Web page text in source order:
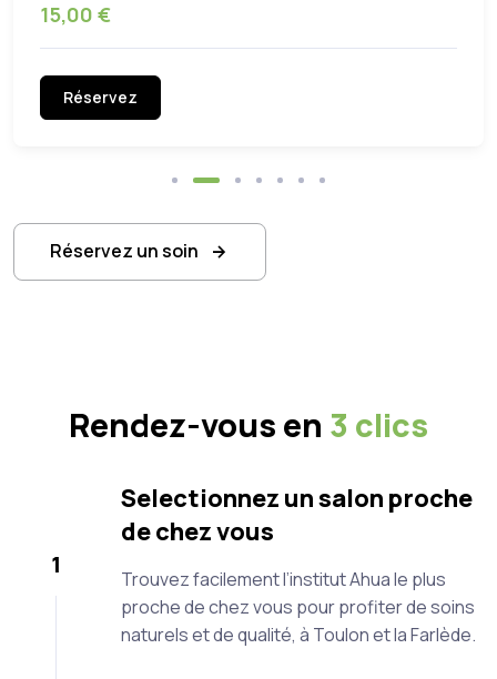
15,00 €
Réservez
Réservez un soin
Rendez-vous en 3 clics
1
Selectionnez un salon proche
de chez vous
Trouvez facilement l’institut Ahua le plus
proche de chez vous pour profiter de soins
naturels et de qualité, à Toulon et la Farlède.